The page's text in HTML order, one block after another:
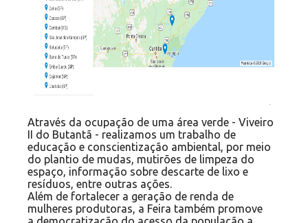
Através da ocupação de uma área verde - Viveiro
II do Butantã - realizamos um trabalho de
educação e conscientização ambiental, por meio
do plantio de mudas, mutirões de limpeza do
espaço, informação sobre descarte de lixo e
resíduos, entre outras ações.
Além de fortalecer a geração de renda de
mulheres produtoras, a Feira também promove